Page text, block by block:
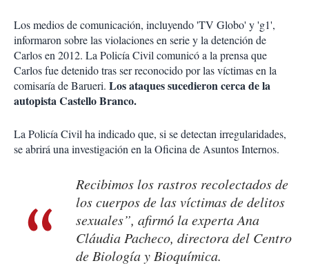
Los medios de comunicación, incluyendo 'TV Globo' y 'g1',
informaron sobre las violaciones en serie y la detención de
Carlos en 2012. La Policía Civil comunicó a la prensa que
Carlos fue detenido tras ser reconocido por las víctimas en la
comisaría de Barueri. Los ataques sucedieron cerca de la
autopista Castello Branco.
La Policía Civil ha indicado que, si se detectan irregularidades,
se abrirá una investigación en la Oficina de Asuntos Internos.
Recibimos los rastros recolectados de
los cuerpos de las víctimas de delitos
sexuales”, afirmó la experta Ana
Cláudia Pacheco, directora del Centro
de Biología y Bioquímica.